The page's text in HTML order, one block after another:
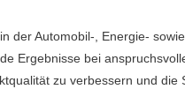
der Automobil-, Energie-
Ergebnisse bei
zu verbessern und die